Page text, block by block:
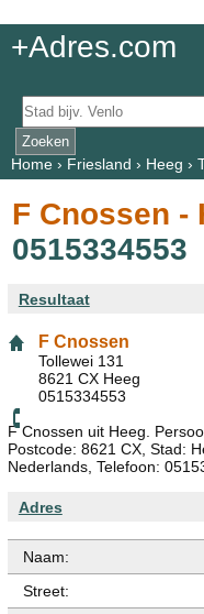
+Adres.com
Home› Friesland › Heeg ›
F Cnossen -
0515334553
Resultaat
F Cnossen
Tollewei 131
8621 CX Heeg
0515334553
F Cnossen uit Heeg.
Postcode: 8621 CX, Stad:
Nederlands, Telefoon:
Adres
Naam:
Street: